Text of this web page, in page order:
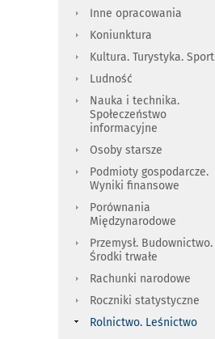
Inne opracowania
Koniunktura
Kultura. Turystyka. Sport
Ludność
Nauka i technika.
Społeczeństwo
informacyjne
Osoby starsze
Podmioty gospodarcze.
Wyniki finansowe
Porównania
Międzynarodowe
Przemysł. Budownictwo.
Środki trwałe
Rachunki narodowe
Roczniki statystyczne
Rolnictwo. Leśnictwo